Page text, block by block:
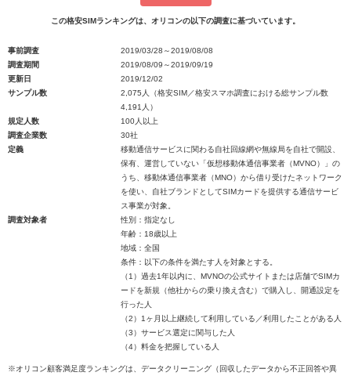
この格安SIMランキングは、オリコンの以下の調査に基づいています。
事前調査
2019/03/28～2019/08/08
調査期間
2019/08/09～2019/09/19
更新日
2019/12/02
サンプル数
2,075人（格安SIM／格安スマホ調査における総サンプル数
4,191人）
規定人数
100人以上
調査企業数
30社
定義
移動通信サービスに関わる自社回線網や無線局を自社で開設、
保有、運営していない「仮想移動体通信事業者（MVNO）」の
うち、移動体通信事業者（MNO）から借り受けたネットワーク
を使い、自社ブランドとしてSIMカードを提供する通信サービ
ス事業が対象。
調査対象者
性別：指定なし
年齢：18歳以上
地域：全国
条件：以下の条件を満たす人を対象とする。
（1）過去1年以内に、MVNOの公式サイトまたは店舗でSIMカ
ードを新規（他社からの乗り換え含む）で購入し、開通設定を
行った人
（2）1ヶ月以上継続して利用している／利用したことがある人
（3）サービス選定に関与した人
（4）料金を把握している人
※オリコン顧客満足度ランキングは、データクリーニング（回収したデータから不正回答や異